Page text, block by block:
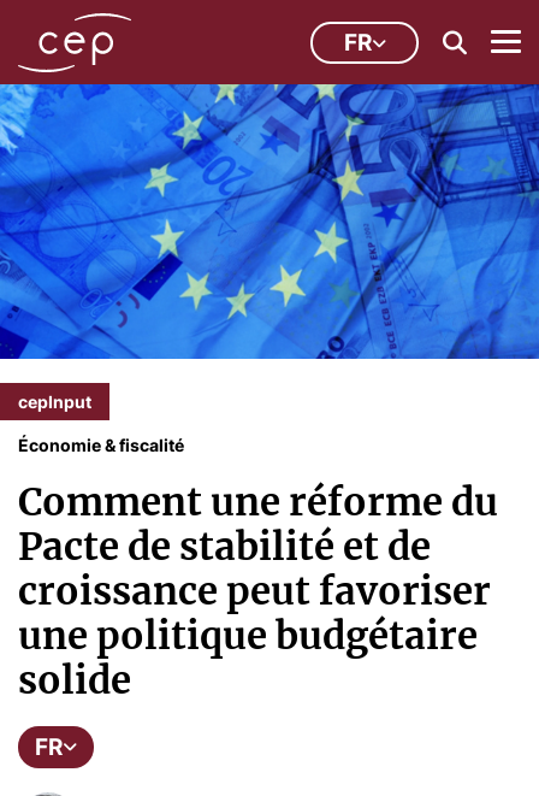
FR
cepInput
Économie & fiscalité
Comment une réforme du
Pacte de stabilité et de
croissance peut favoriser
une politique budgétaire
solide
FR